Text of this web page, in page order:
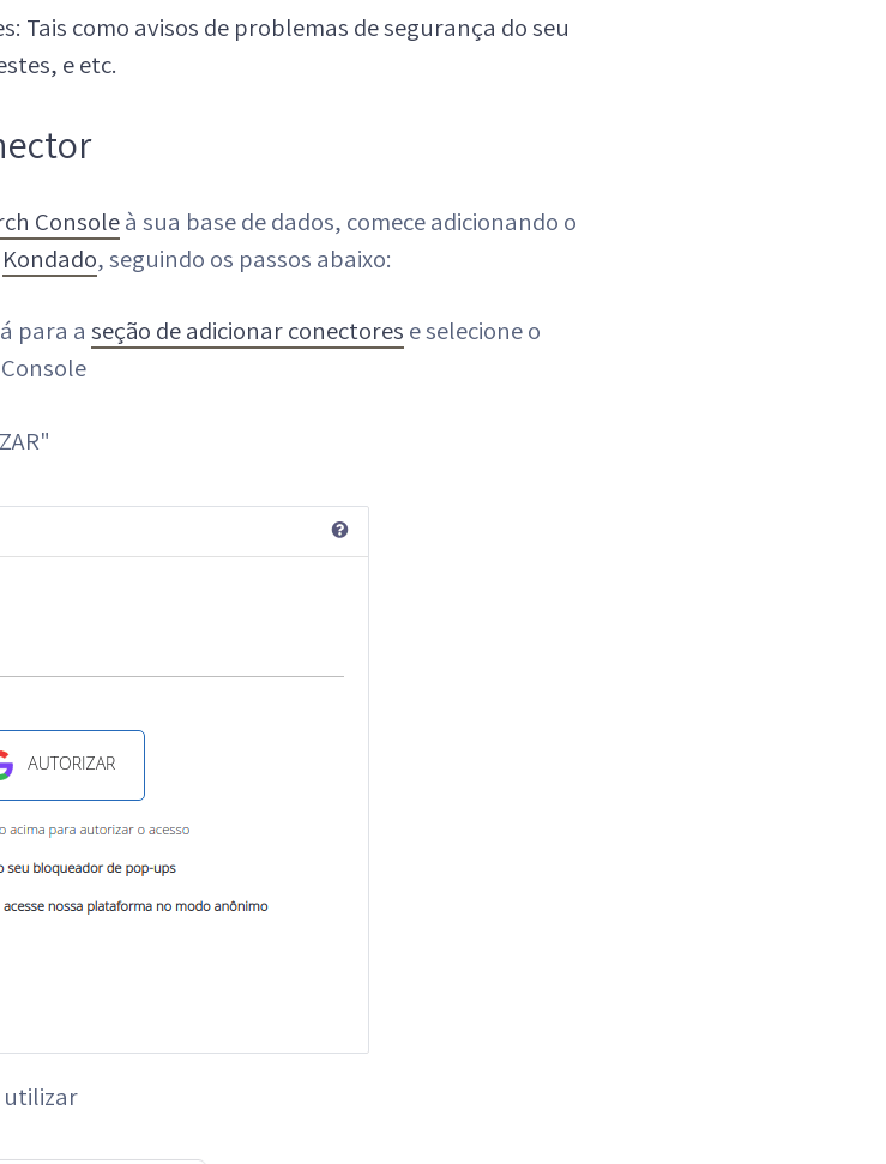
Tais como avisos de problemas de segurança do seu
e etc.
Consoleà sua base de dados, comece adicionando o
Kondado, seguindo os passos abaixo:
para a seção de adicionar conectores e selecione o
utilizar